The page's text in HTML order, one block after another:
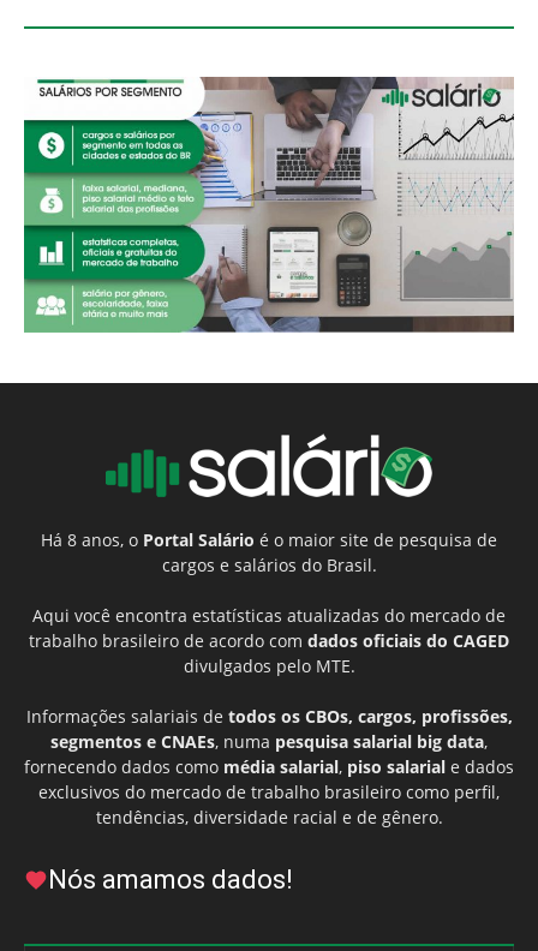
Há 8 anos, o Portal Salário é o maior site de pesquisa de
cargos e salários do Brasil.
Aqui você encontra estatísticas atualizadas do mercado de
trabalho brasileiro de acordo com dados oficiais do CAGED
divulgados pelo MTE.
Informações salariais de todos os CBOs, cargos, profissões,
segmentos e CNAEs, numa pesquisa salarial big data,
fornecendo dados como média salarial, piso salarial e dados
exclusivos do mercado de trabalho brasileiro como perfil,
tendências, diversidade racial e de gênero.
Nós amamos dados!